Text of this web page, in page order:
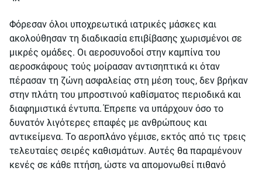
Φόρεσαν όλοι υποχρεωτικά ιατρικές μάσκες και
ακολούθησαν τη διαδικασία επιβίβασης χωρισμένοι σε
μικρές ομάδες. Οι αεροσυνοδοί στην καμπίνα του
αεροσκάφους τούς μοίρασαν αντισηπτικά κι όταν
πέρασαν τη ζώνη ασφαλείας στη μέση τους, δεν βρήκαν
στην πλάτη του μπροστινού καθίσματος περιοδικά και
διαφημιστικά έντυπα. Έπρεπε να υπάρχουν όσο το
δυνατόν λιγότερες επαφές με ανθρώπους και
αντικείμενα. Το αεροπλάνο γέμισε, εκτός από τις τρεις
τελευταίες σειρές καθισμάτων. Αυτές θα παραμένουν
κενές σε κάθε πτήση, ώστε να απομονωθεί πιθανό